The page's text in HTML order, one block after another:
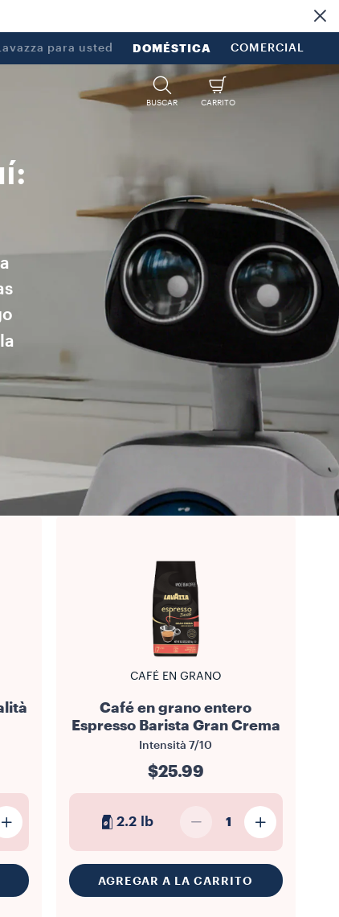
para usted DOMÉSTICA COMERCIAL
BUSCAR CARRITO
CAFÉ EN GRANO
Café en grano entero
Espresso Barista Gran Crema
Intensità 7/10
$25.99
2.2 lb 1
AGREGAR A LA CARRITO